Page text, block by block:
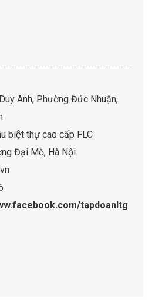
Anh, Phường Đức Nhuận,
biệt thự cao cấp FLC
Đại Mỗ, Hà Nội
tapdoanltg